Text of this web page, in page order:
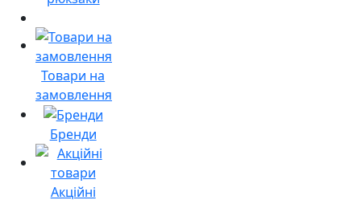
Товари на
замовлення
Бренди
Акційні